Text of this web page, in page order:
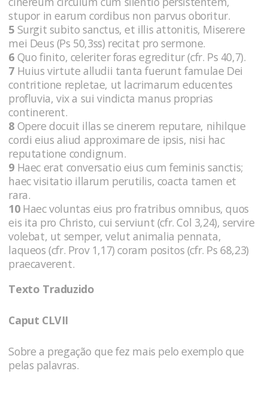
stupor in earum cordibus non parvus oboritur.
5 Surgit subito sanctus, et illis attonitis, Miserere
mei Deus (Ps 50,3ss) recitat pro sermone.
6 Quo finito, celeriter foras egreditur (cfr. Ps 40,7).
7 Huius virtute alludii tanta fuerunt famulae Dei
contritione repletae, ut lacrimarum educentes
profluvia, vix a sui vindicta manus proprias
continerent.
8 Opere docuit illas se cinerem reputare, nihilque
cordi eius aliud approximare de ipsis, nisi hac
reputatione condignum.
9 Haec erat conversatio eius cum feminis sanctis;
haec visitatio illarum perutilis, coacta tamen et
rara.
10Haec voluntas eius pro fratribus omnibus, quos
eis ita pro Christo, cui serviunt (cfr. Col 3,24), servire
volebat, ut semper, velut animalia pennata,
laqueos (cfr. Prov 1,17) coram positos (cfr. Ps 68,23)
praecaverent.
Texto Traduzido
Caput CLVII
Sobre a pregação que fez mais pelo exemplo que
pelas palavras.